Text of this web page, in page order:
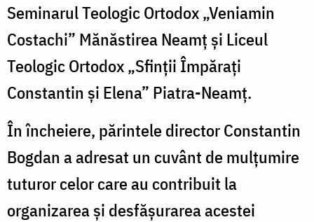
Seminarul Teologic Ortodox „Veniamin
Costachi” Mănăstirea Neamț și Liceul
Teologic Ortodox „Sfinții Împărați
Constantin și Elena” Piatra-Neamț.
În încheiere, părintele director Constantin
Bogdan a adresat un cuvânt de mulțumire
tuturor celor care au contribuit la
organizarea și desfășurarea acestei